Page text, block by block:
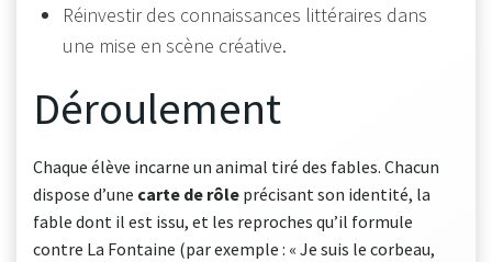
Réinvestir des connaissances littéraires dans
une mise en scène créative.
Déroulement
Chaque élève incarne un animal tiré des fables. Chacun
dispose d’une carte de rôle précisant son identité, la
fable dont il est issu, et les reproches qu’il formule
contre La Fontaine (par exemple : « Je suis le corbeau,